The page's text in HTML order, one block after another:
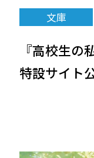
コミックス
特設サイト
文庫
『高校生の
特設サイト